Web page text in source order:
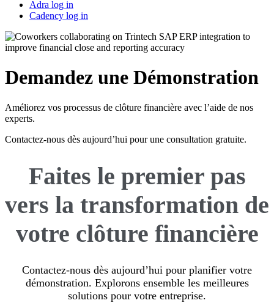
Adra log in
Cadency log in
Demandez une Démonstration
Améliorez vos processus de clôture financière avec l’aide de nos
experts.
Contactez-nous dès aujourd’hui pour une consultation gratuite.
Faites le premier pas
vers la transformation de
votre clôture financière
Contactez-nous dès aujourd’hui pour planifier votre
démonstration. Explorons ensemble les meilleures
solutions pour votre entreprise.